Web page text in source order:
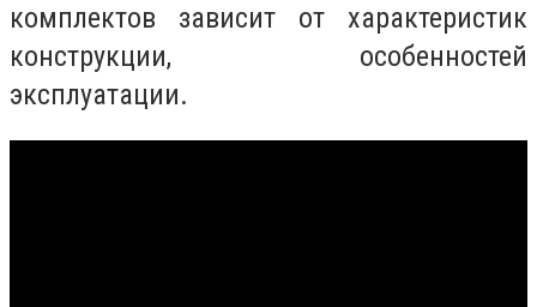
комплектов зависит от характеристик
конструкции, особенностей
эксплуатации.